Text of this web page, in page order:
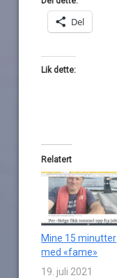
Del
Lik dette:
Relatert
Mine 15 minutter
med «fame»
19. juli 2021